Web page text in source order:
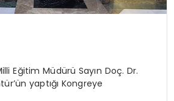
Eğitim Müdürü Sayın Doç. Dr.
yaptığı Kongreye